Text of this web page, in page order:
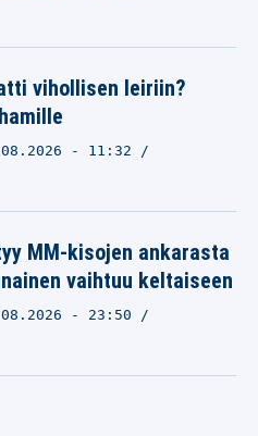
vihollisen leiriin?
- 11:32
MM-kisojen ankarasta
vaihtuu keltaiseen
- 23:50